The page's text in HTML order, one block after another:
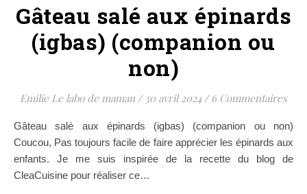
Gâteau salé aux épinards
(igbas) (companion ou
non)
Emilie Le labo de maman / 30 avril 2024 / 6 Commentaires
Gâteau salé aux épinards (igbas) (companion ou non)
Coucou, Pas toujours facile de faire apprécier les épinards aux
enfants. Je me suis inspirée de la recette du blog de
CleaCuisine pour réaliser ce…